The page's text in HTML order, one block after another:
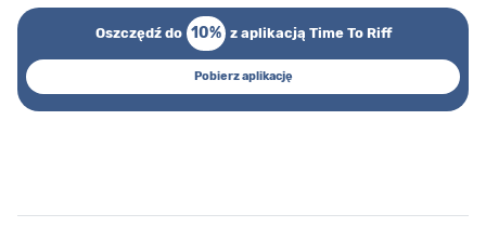
Oszczędź do 10% z aplikacją Time To Riff
Pobierz aplikację